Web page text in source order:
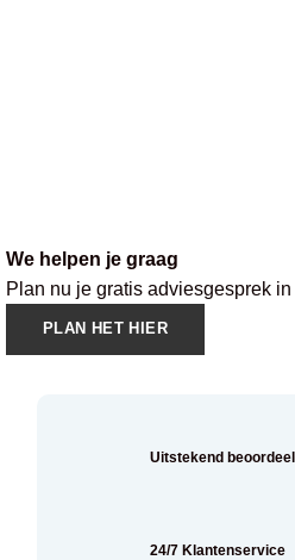
We helpen je graag
Plan nu je gratis adviesgesprek in
PLAN HET HIER
Uitstekend
24/7 Klantenservice